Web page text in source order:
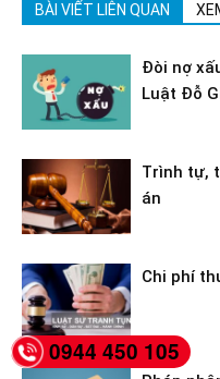
BÀI VIẾT LIÊN QUAN
Đòi nợ
Luật Đỗ
Trình tự,
án
Chi phí
0944 450 105